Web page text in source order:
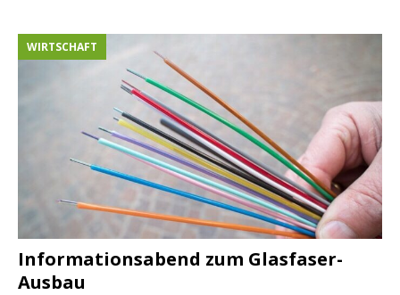
Informationsabend zum Glasfaser-
Ausbau
WIRTSCHAFT